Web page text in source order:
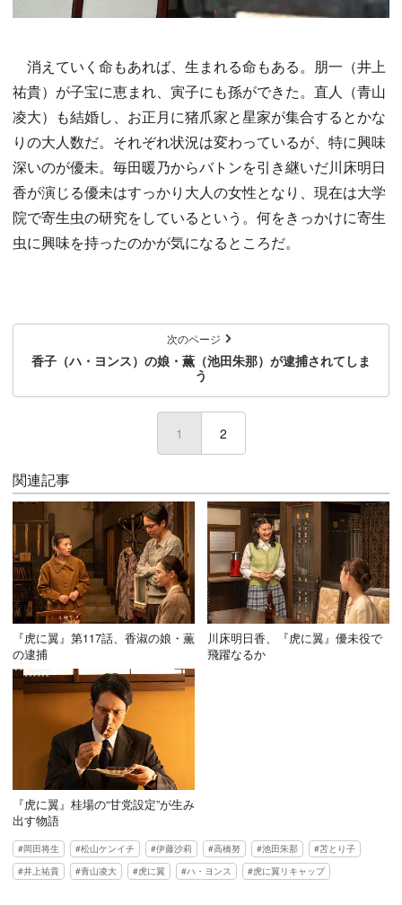
消えていく命もあれば、生まれる命もある。朋一（井上
祐貴）が子宝に恵まれ、寅子にも孫ができた。直人（青山
凌大）も結婚し、お正月に猪爪家と星家が集合するとかな
りの大人数だ。それぞれ状況は変わっているが、特に興味
深いのが優未。毎田暖乃からバトンを引き継いだ川床明日
香が演じる優未はすっかり大人の女性となり、現在は大学
院で寄生虫の研究をしているという。何をきっかけに寄生
虫に興味を持ったのかが気になるところだ。
次のページ
香子（ハ・ヨンス）の娘・薫（池田朱那）が逮捕されてしま
う
1 (current)
2
関連記事
『虎に翼』第117話、香淑の娘・薫
の逮捕
川床明日香、『虎に翼』優未役で
飛躍なるか
『虎に翼』桂場の“甘党設定”が生み
出す物語
岡田将生 松山ケンイチ 伊藤沙莉 高橋努 池田朱那
苫とり子
井上祐貴
青山凌大 虎に翼 ハ・ヨンス 虎に翼リキャップ